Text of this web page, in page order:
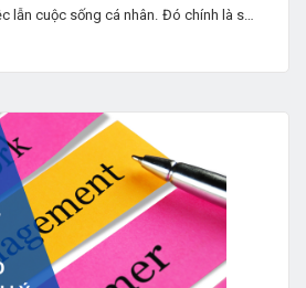
lẫn cuộc sống cá nhân. Đó chính là sức
một cách nhất quán. Thực tế, 24%
đạo của họ hiếm khi hoặc không bao
triển. Sự chênh lệch này giữa lãnh đạo
tầm quan trọng của việc nuôi dưỡng tư
độ trong tổ chức. Hãy cũng khám phá